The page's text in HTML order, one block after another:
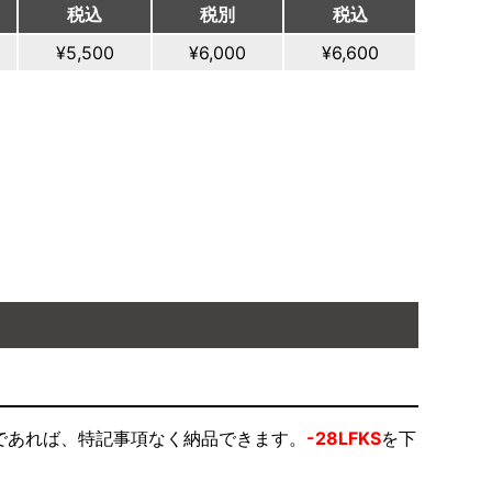
税込 税別
税込
¥5,500 ¥6,000 ¥6,600
れば、特記事項なく納品できます。 -28LFKSを下